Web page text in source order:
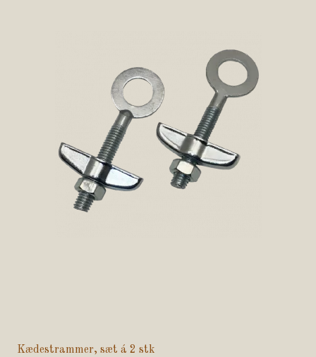
Kædestrammer, sæt á 2 stk